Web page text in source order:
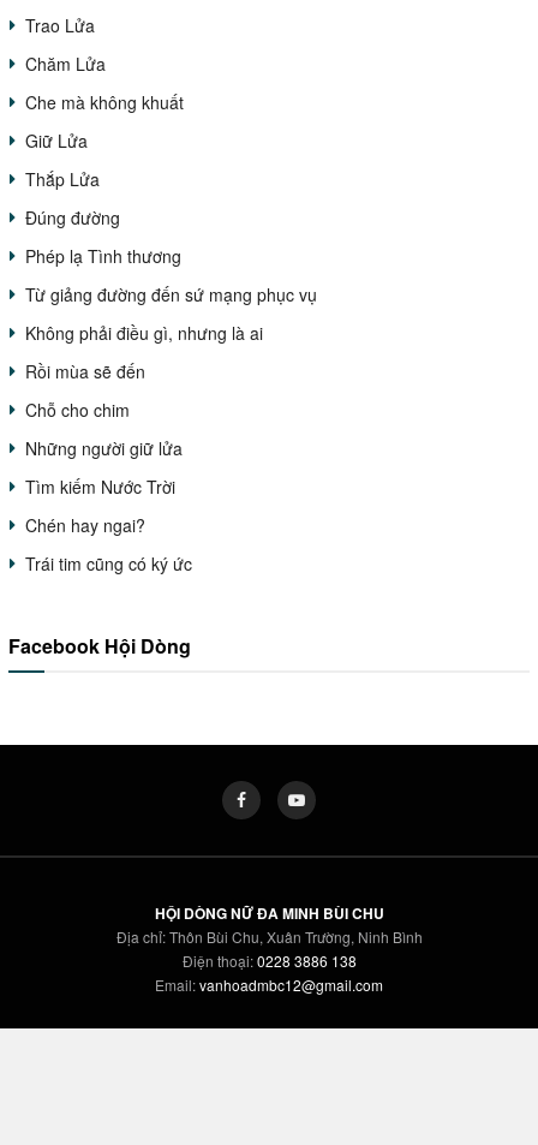
Trao Lửa
Chăm Lửa
Che mà không khuất
Giữ Lửa
Thắp Lửa
Đúng đường
Phép lạ Tình thương
Từ giảng đường đến sứ mạng phục vụ
Không phải điều gì, nhưng là ai
Rồi mùa sẽ đến
Chỗ cho chim
Những người giữ lửa
Tìm kiếm Nước Trời
Chén hay ngai?
Trái tim cũng có ký ức
Facebook Hội Dòng
HỘI DÒNG NỮ ĐA MINH BÙI CHU
Địa chỉ: Thôn Bùi Chu, Xuân Trường, Ninh Bình
Điện thoại:0228 3886 138
Email:vanhoadmbc12@gmail.com